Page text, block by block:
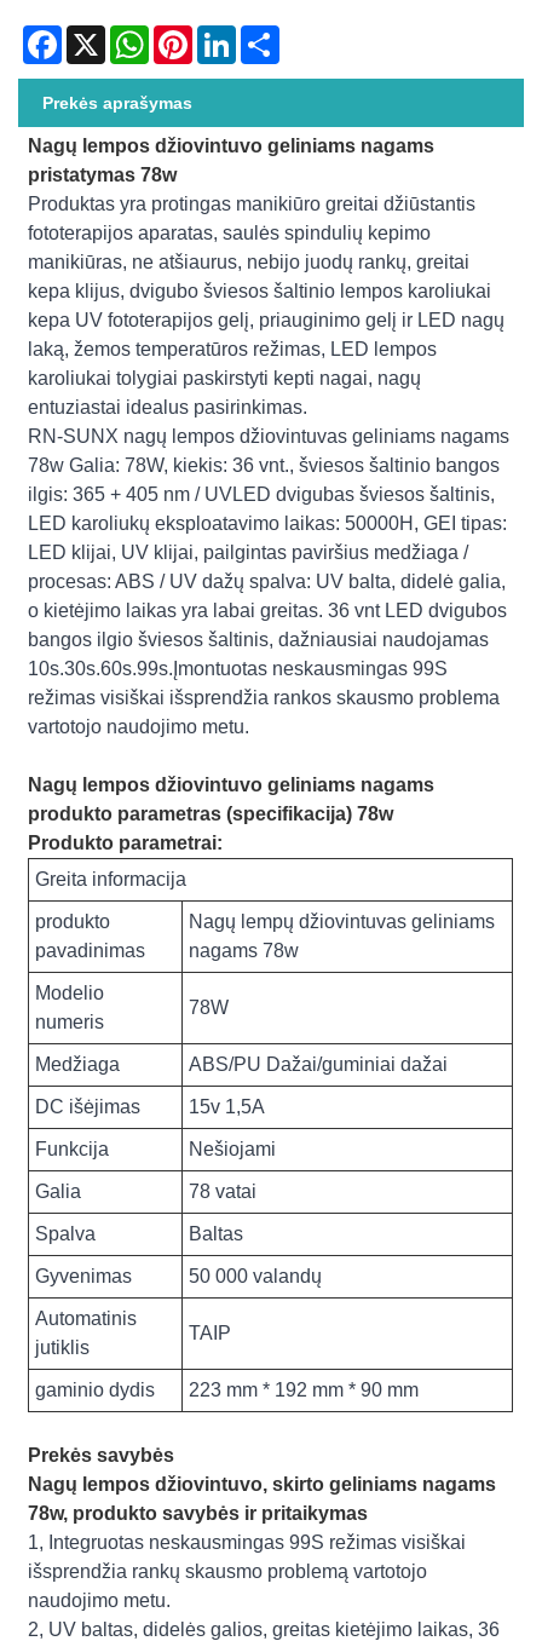
Facebook
X WhatsAppPinterestLinkedIn
Prekės aprašymas
Nagų lempos džiovintuvo geliniams nagams
pristatymas 78w
Produktas yra protingas manikiūro greitai džiūstantis
fototerapijos aparatas, saulės spindulių kepimo
manikiūras, ne atšiaurus, nebijo juodų rankų, greitai
kepa klijus, dvigubo šviesos šaltinio lempos karoliukai
kepa UV fototerapijos gelį, priauginimo gelį ir LED nagų
laką, žemos temperatūros režimas, LED lempos
karoliukai tolygiai paskirstyti kepti nagai, nagų
entuziastai idealus pasirinkimas.
RN-SUNX nagų lempos džiovintuvas geliniams nagams
78w Galia: 78W, kiekis: 36 vnt., šviesos šaltinio bangos
ilgis: 365 + 405 nm / UVLED dvigubas šviesos šaltinis,
LED karoliukų eksploatavimo laikas: 50000H, GEI tipas:
LED klijai, UV klijai, pailgintas paviršius medžiaga /
procesas: ABS / UV dažų spalva: UV balta, didelė galia,
o kietėjimo laikas yra labai greitas. 36 vnt LED dvigubos
bangos ilgio šviesos šaltinis, dažniausiai naudojamas
10s.30s.60s.99s.Įmontuotas neskausmingas 99S
režimas visiškai išsprendžia rankos skausmo problema
vartotojo naudojimo metu.
Nagų lempos džiovintuvo geliniams nagams
produkto parametras (specifikacija) 78w
Produkto parametrai:
Greita informacija
produkto
pavadinimas
Nagų lempų džiovintuvas geliniams
nagams 78w
Modelio
numeris
78W
Medžiaga ABS/PU Dažai/guminiai dažai
DC išėjimas 15v 1,5A
Funkcija Nešiojami
Galia 78 vatai
Spalva Baltas
Gyvenimas 50 000 valandų
Automatinis
jutiklis
TAIP
gaminio dydis 223 mm * 192 mm * 90 mm
Prekės savybės
Nagų lempos džiovintuvo, skirto geliniams nagams
78w, produkto savybės ir pritaikymas
1, Integruotas neskausmingas 99S režimas visiškai
išsprendžia rankų skausmo problemą vartotojo
naudojimo metu.
2, UV baltas, didelės galios, greitas kietėjimo laikas, 36